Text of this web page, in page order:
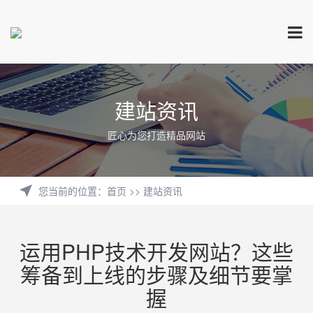
建站资讯
匠心为您打造精品网站
您当前的位置： 首页 >> 建站资讯
运用PHP技术开发网站？这些
筹备到上线的步骤及细节要掌
握